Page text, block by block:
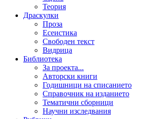
Теория
Драскулки
Проза
Есеистика
Свободен текст
Видрица
Библиотека
За проекта...
Авторски книги
Годишници на списанието
Справочник на изданието
Тематични сборници
Научни изследвания